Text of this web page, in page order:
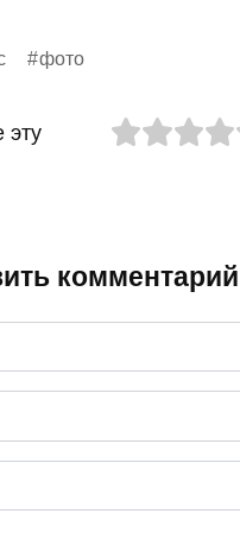
фото
эту
комментарий